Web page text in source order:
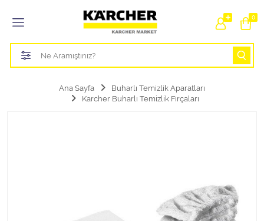
0
Tüm Kategoriler
Bahçe Sulama Ürünleri
Buharlı Temizlik Aparatları
Halı Yıkama Makine Parçaları
Ana Sayfa
Buharlı Temizlik Aparatları
Karcher Buharlı Temizlik Fırçaları